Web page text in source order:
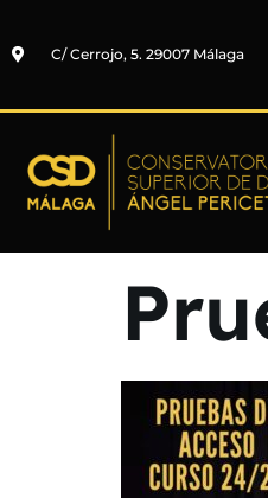
C/ Cerrojo, 5. 29007 Málaga